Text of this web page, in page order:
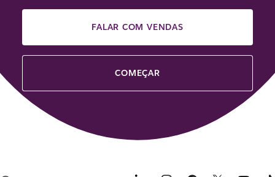
FALAR COM VENDAS
COMEÇAR